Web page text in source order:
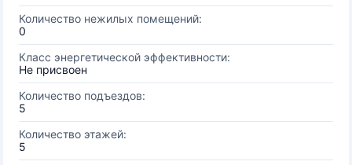
Количество нежилых помещений:
0
Класс энергетической эффективности:
Не присвоен
Количество подъездов:
5
Количество этажей:
5